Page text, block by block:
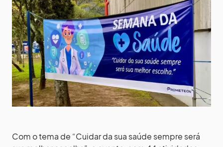
Com o tema de “Cuidar da sua saúde sempre será